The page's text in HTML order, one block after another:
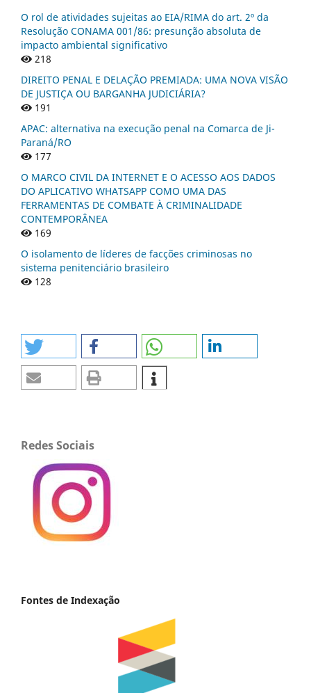
O rol de atividades sujeitas ao EIA/RIMA do art. 2º da
Resolução CONAMA 001/86: presunção absoluta de
impacto ambiental significativo
218
DIREITO PENAL E DELAÇÃO PREMIADA: UMA NOVA VISÃO
DE JUSTIÇA OU BARGANHA JUDICIÁRIA?
191
APAC: alternativa na execução penal na Comarca de Ji-
Paraná/RO
177
O MARCO CIVIL DA INTERNET E O ACESSO AOS DADOS
DO APLICATIVO WHATSAPP COMO UMA DAS
FERRAMENTAS DE COMBATE À CRIMINALIDADE
CONTEMPORÂNEA
169
O isolamento de líderes de facções criminosas no
sistema penitenciário brasileiro
128
Redes Sociais
Fontes de Indexação